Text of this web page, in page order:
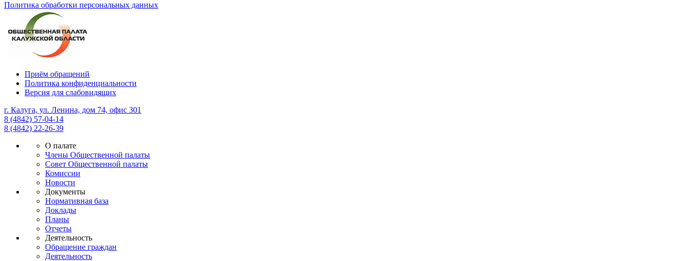
Политика обработки персональных данных
Приём обращений
Политика конфиденциальности
Версия для слабовидящих
г. Калуга, ул. Ленина, дом 74, офис 301
8 (4842) 57-04-14
8 (4842) 22-26-39
О палате
Члены Общественной палаты
Совет Общественной палаты
Комиссии
Новости
Документы
Нормативная база
Доклады
Планы
Отчеты
Деятельность
Обращение граждан
Деятельность